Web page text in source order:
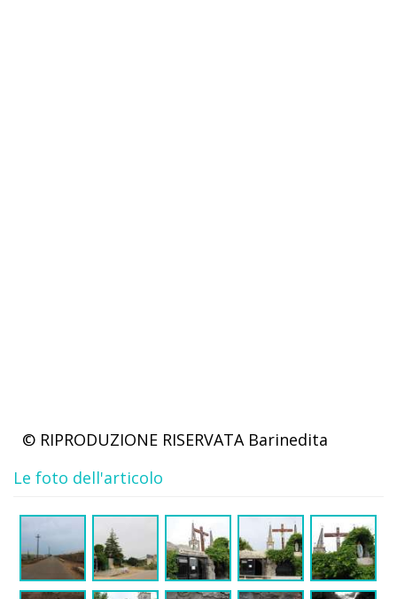
© RIPRODUZIONE RISERVATA Barinedita
Le foto dell'articolo